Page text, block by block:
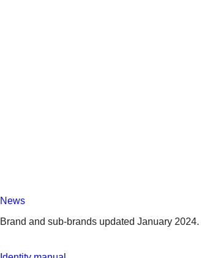
News
Brand and sub-brands updated January 2024.